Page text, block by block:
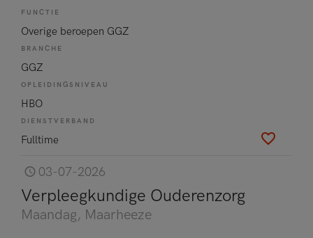
FUNCTIE
Overige beroepen GGZ
BRANCHE
GGZ
OPLEIDINGSNIVEAU
HBO
DIENSTVERBAND
Fulltime
03-07-2026
Verpleegkundige Ouderenzorg
Maandag, Maarheeze